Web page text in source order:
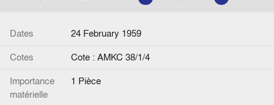
Dates
24 February 1959
Cotes
Cote : AMKC 38/1/4
Importance
matérielle
1 Pièce